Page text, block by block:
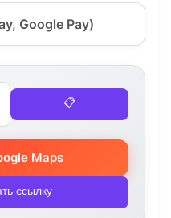
Google Pay)
📋
Maps
ссылку